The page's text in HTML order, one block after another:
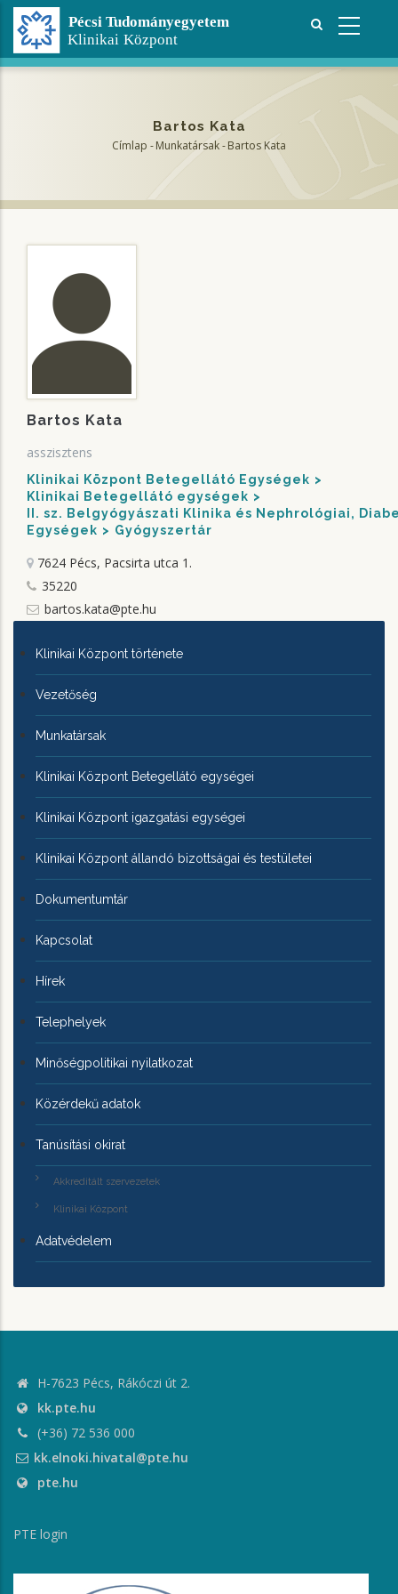
Ugrás
tartalomra
Bartos Kata
Címlap -Munkatársak-Bartos Kata
Bartos Kata
asszisztens
Klinikai Központ Betegellátó Egységek
Klinikai Betegellátó egységek
II. sz. Belgyógyászati Klinika és Nephrológiai,
Egységek
Gyógyszertár
7624 Pécs, Pacsirta utca 1.
35220
bartos.kata@pte.hu
KLINIKAI
KÖZPONTRÓL
Klinikai Központ története
Vezetőség
Munkatársak
Klinikai Központ Betegellátó egységei
Klinikai Központ igazgatási egységei
Klinikai Központ állandó bizottságai és testületei
Dokumentumtár
Kapcsolat
Hírek
Telephelyek
Minőségpolitikai nyilatkozat
Közérdekű adatok
Tanúsítási okirat
Akkreditált szervezetek
Klinikai Központ
Adatvédelem
H-7623 Pécs, Rákóczi út 2.
kk.pte.hu
(+36) 72 536 000
kk.elnoki.hivatal@pte.hu
pte.hu
PTE login